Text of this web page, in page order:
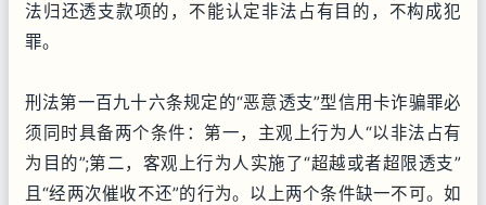
法归还透支款项的，不能认定非法占有目的，不构成犯
罪。
刑法第一百九十六条规定的“恶意透支”型信用卡诈骗罪必
须同时具备两个条件：第一，主观上行为人“以非法占有
为目的”;第二，客观上行为人实施了“超越或者超限透支”
且“经两次催收不还”的行为。以上两个条件缺一不可。如